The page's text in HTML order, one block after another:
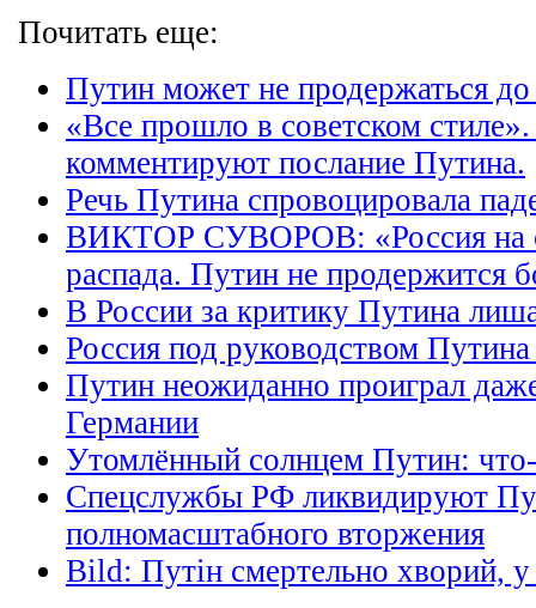
Почитать еще:
Путин может не продержаться
«Все прошло в советском
комментируют послание Путина.
Речь Путина спровоцировала
ВИКТОР СУВОРОВ: «Россия на
распада. Путин не продержится
В России за критику Путина
Россия под руководством Путина
Путин неожиданно проиграл
Германии
Утомлённый солнцем Путин:
Спецслужбы РФ ликвидируют
полномасштабного вторжения
Bild: Путін смертельно хворий, у